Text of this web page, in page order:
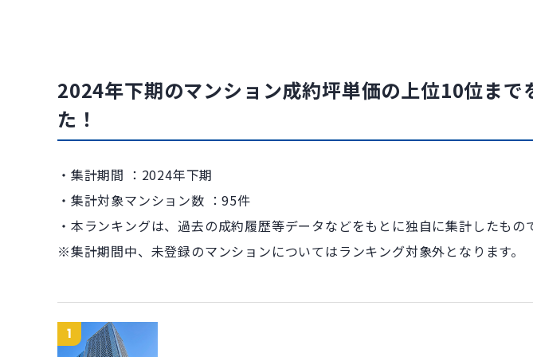
2024年下期のマンション成約坪単価の上位10位まで
た！
・集計期間 ：2024年下期
・集計対象マンション数 ：95件
・本ランキングは、過去の成約履歴等データなどをもとに独自に集計したもの
※集計期間中、未登録のマンションについてはランキング対象外となります。
1